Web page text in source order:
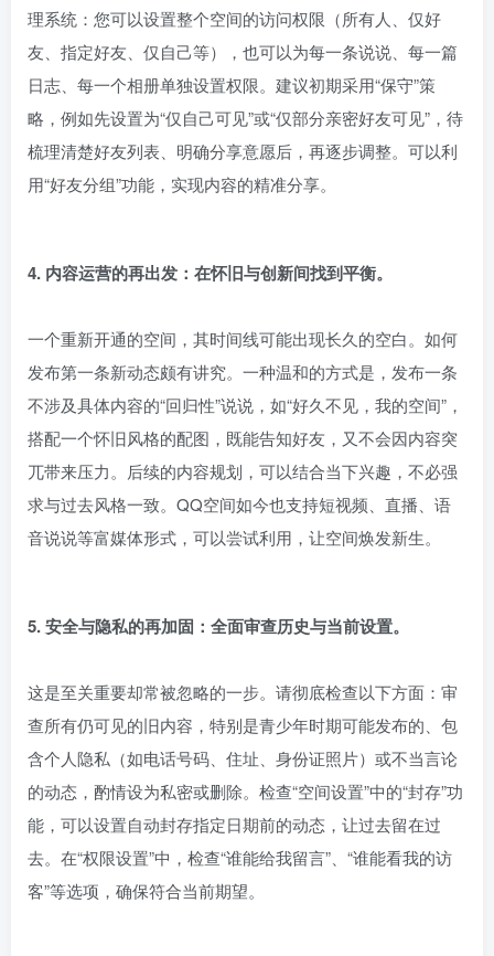
理系统：您可以设置整个空间的访问权限（所有人、仅好
友、指定好友、仅自己等），也可以为每一条说说、每一篇
日志、每一个相册单独设置权限。建议初期采用“保守”策
略，例如先设置为“仅自己可见”或“仅部分亲密好友可见”，待
梳理清楚好友列表、明确分享意愿后，再逐步调整。可以利
用“好友分组”功能，实现内容的精准分享。
4. 内容运营的再出发：在怀旧与创新间找到平衡。
一个重新开通的空间，其时间线可能出现长久的空白。如何
发布第一条新动态颇有讲究。一种温和的方式是，发布一条
不涉及具体内容的“回归性”说说，如“好久不见，我的空间”，
搭配一个怀旧风格的配图，既能告知好友，又不会因内容突
兀带来压力。后续的内容规划，可以结合当下兴趣，不必强
求与过去风格一致。QQ空间如今也支持短视频、直播、语
音说说等富媒体形式，可以尝试利用，让空间焕发新生。
5. 安全与隐私的再加固：全面审查历史与当前设置。
这是至关重要却常被忽略的一步。请彻底检查以下方面：审
查所有仍可见的旧内容，特别是青少年时期可能发布的、包
含个人隐私（如电话号码、住址、身份证照片）或不当言论
的动态，酌情设为私密或删除。检查“空间设置”中的“封存”功
能，可以设置自动封存指定日期前的动态，让过去留在过
去。在“权限设置”中，检查“谁能给我留言”、“谁能看我的访
客”等选项，确保符合当前期望。